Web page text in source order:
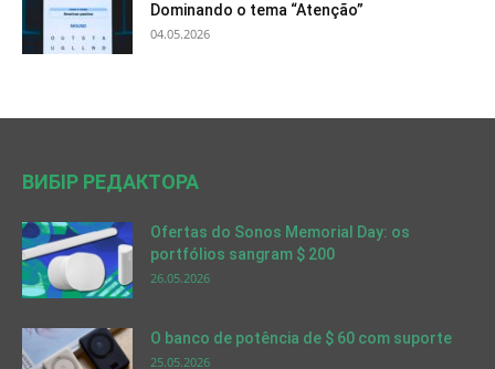
Dominando o tema “Atenção”
04.05.2026
ВИБІР РЕДАКТОРА
Ofertas do Sonos Memorial Day: os
portfólios sangram $ 200
26.05.2026
O banco de potência de $ 60 com suporte
25.05.2026